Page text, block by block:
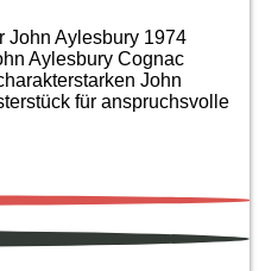
John Aylesbury 1974
Aylesbury Cognac
John
für anspruchsvolle